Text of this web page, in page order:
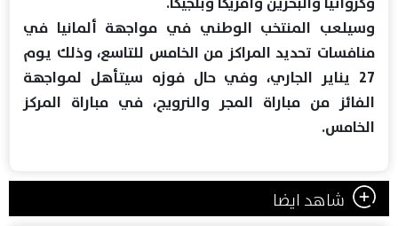
وسيلعب المنتخب الوطني في مواجهة ألمانيا في
منافسات تحديد المراكز من الخامس للتاسع، وذلك يوم
27 يناير الجاري، وفي حال فوزه سيتأهل لمواجهة
الفائز من مباراة المجر والنرويج، في مباراة المركز
الخامس.
شاهد ايضا